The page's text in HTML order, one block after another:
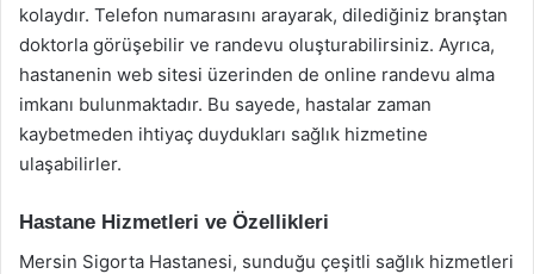
kolaydır. Telefon numarasını arayarak, dilediğiniz branştan
doktorla görüşebilir ve randevu oluşturabilirsiniz. Ayrıca,
hastanenin web sitesi üzerinden de online randevu alma
imkanı bulunmaktadır. Bu sayede, hastalar zaman
kaybetmeden ihtiyaç duydukları sağlık hizmetine
ulaşabilirler.
Hastane Hizmetleri ve Özellikleri
Mersin Sigorta Hastanesi, sunduğu çeşitli sağlık hizmetleri